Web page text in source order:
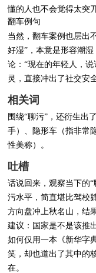
懂的人也不会觉得太突兀
翻车例句
当然，翻车案例也层出
好湿”，本意是形容潮
论：“现在的年轻人，
灵，直接冲出了社交安
相关词
围绕“聊污”，还衍生出
手）、
隐形车 （指非常
性美称）。
吐槽
话说回来，观察当下的
污水平，简直堪比驾校
方向盘冲上秋名山，结
建议：国家是不是该推
如何仅用一本《新华字
笑，却也道出了其中的
在。